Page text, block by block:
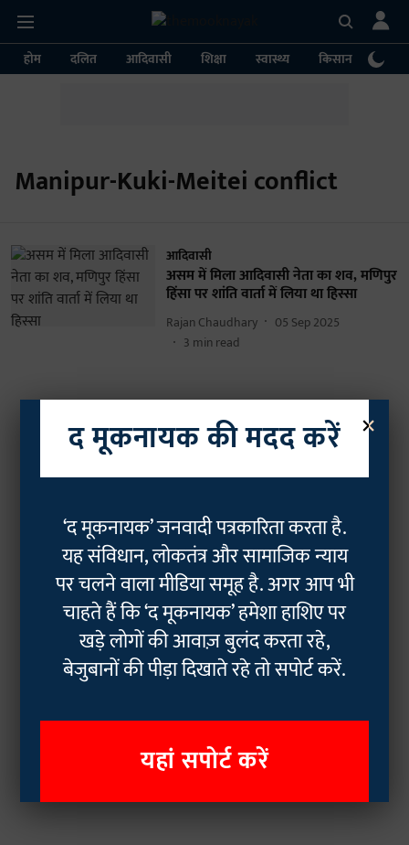
होम दलित आदिवासी शिक्षा स्वास्थ्य किसान
Manipur-Kuki-Meitei conflict
आदिवासी
असम में मिला आदिवासी नेता का शव, मणिपुर
हिंसा पर शांति वार्ता में लिया था हिस्सा
Rajan Chaudhary
05 Sep 2025
3 min read
×
द मूकनायक की मदद करें
‘द मूकनायक’ जनवादी पत्रकारिता करता है.
यह संविधान, लोकतंत्र और सामाजिक न्याय
पर चलने वाला मीडिया समूह है. अगर आप भी
चाहते हैं कि ‘द मूकनायक’ हमेशा हाशिए पर
खड़े लोगों की आवाज़ बुलंद करता रहे,
बेजुबानों की पीड़ा दिखाते रहे तो सपोर्ट करें.
यहां सपोर्ट करें